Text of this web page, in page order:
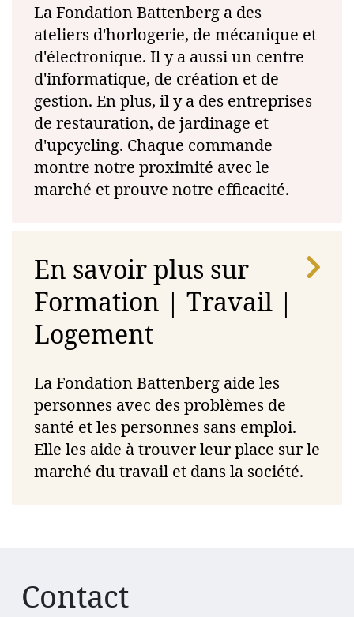
La Fondation Battenberg a des
ateliers d'horlogerie, de mécanique et
d'électronique. Il y a aussi un centre
d'informatique, de création et de
gestion. En plus, il y a des entreprises
de restauration, de jardinage et
d'upcycling. Chaque commande
montre notre proximité avec le
marché et prouve notre efficacité.
En savoir plus sur
Formation | Travail |
Logement
La Fondation Battenberg aide les
personnes avec des problèmes de
santé et les personnes sans emploi.
Elle les aide à trouver leur place sur le
marché du travail et dans la société.
Contact